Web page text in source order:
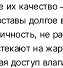
их качество
долгое
не
на
доступ